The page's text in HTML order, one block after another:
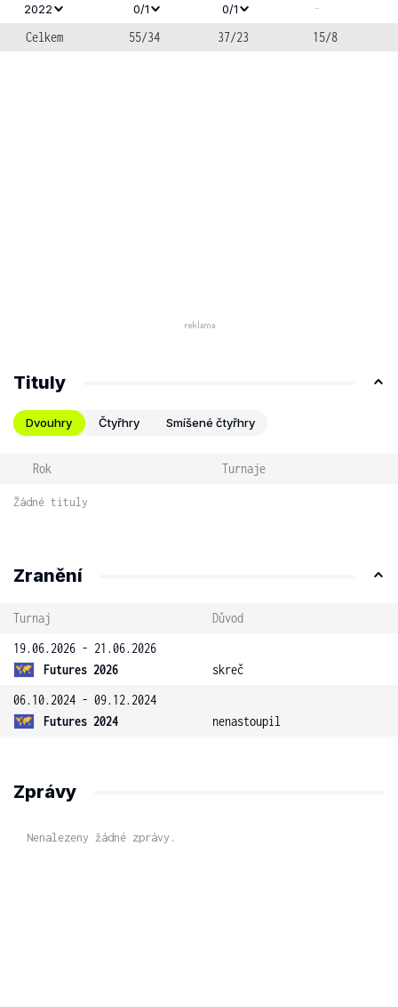
2022
0/1 0/1
-
Celkem
55/34 37/23 15/8
Tituly
Dvouhry Čtyřhry Smíšené čtyřhry
Rok Turnaje
Žádné tituly
Zranění
Turnaj
Důvod
19.06.2026 - 21.06.2026
Futures 2026
skreč
06.10.2024 - 09.12.2024
Futures 2024
nenastoupil
Zprávy
Nenalezeny žádné zprávy.